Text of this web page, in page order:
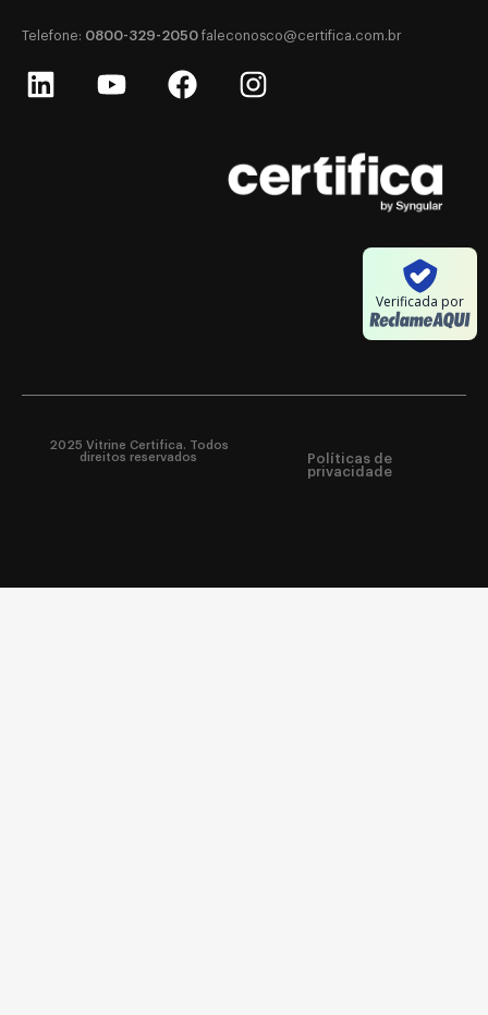
‎Telefone: 0800-329-2050 faleconosco@certifica.com.br
Verificada por
2025 Vitrine Certifica. Todos
direitos reservados
Políticas de
privacidade